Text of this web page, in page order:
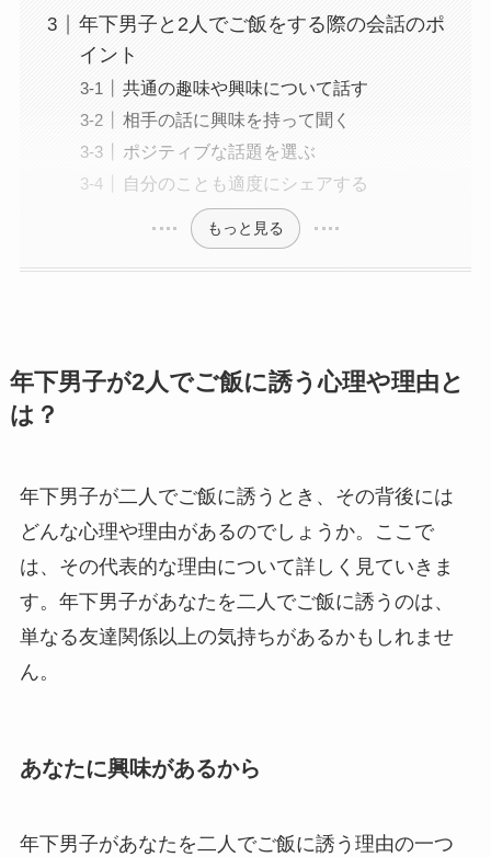
年下男子と2人でご飯をする際の会話のポ
イント
共通の趣味や興味について話す
相手の話に興味を持って聞く
ポジティブな話題を選ぶ
自分のことも適度にシェアする
もっと見る
年下男子が2人でご飯に誘う心理や理由と
は？
年下男子が二人でご飯に誘うとき、その背後には
どんな心理や理由があるのでしょうか。ここで
は、その代表的な理由について詳しく見ていきま
す。年下男子があなたを二人でご飯に誘うのは、
単なる友達関係以上の気持ちがあるかもしれませ
ん。
あなたに興味があるから
年下男子があなたを二人でご飯に誘う理由の一つ